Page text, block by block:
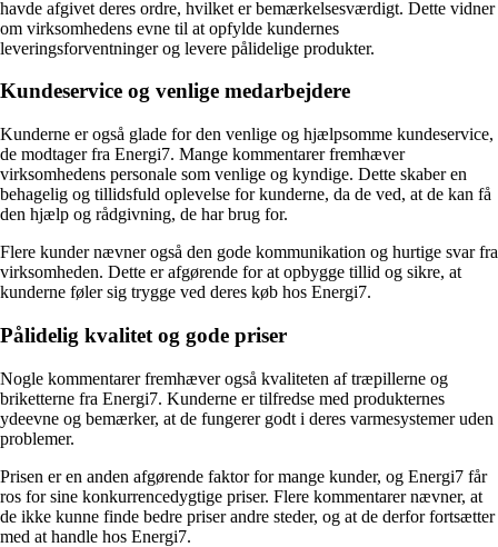
havde afgivet deres ordre, hvilket er bemærkelsesværdigt. Dette vidner
om virksomhedens evne til at opfylde kundernes
leveringsforventninger og levere pålidelige produkter.
Kundeservice og venlige medarbejdere
Kunderne er også glade for den venlige og hjælpsomme kundeservice,
de modtager fra Energi7. Mange kommentarer fremhæver
virksomhedens personale som venlige og kyndige. Dette skaber en
behagelig og tillidsfuld oplevelse for kunderne, da de ved, at de kan få
den hjælp og rådgivning, de har brug for.
Flere kunder nævner også den gode kommunikation og hurtige svar fra
virksomheden. Dette er afgørende for at opbygge tillid og sikre, at
kunderne føler sig trygge ved deres køb hos Energi7.
Pålidelig kvalitet og gode priser
Nogle kommentarer fremhæver også kvaliteten af træpillerne og
briketterne fra Energi7. Kunderne er tilfredse med produkternes
ydeevne og bemærker, at de fungerer godt i deres varmesystemer uden
problemer.
Prisen er en anden afgørende faktor for mange kunder, og Energi7 får
ros for sine konkurrencedygtige priser. Flere kommentarer nævner, at
de ikke kunne finde bedre priser andre steder, og at de derfor fortsætter
med at handle hos Energi7.